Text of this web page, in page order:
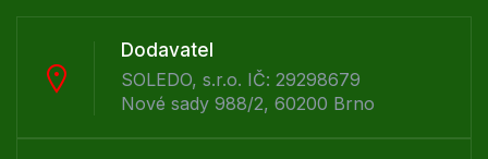
Dodavatel
SOLEDO, s.r.o. IČ: 29298679
Nové sady 988/2, 60200 Brno